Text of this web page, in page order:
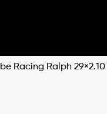
Racing Ralph 29×2.10